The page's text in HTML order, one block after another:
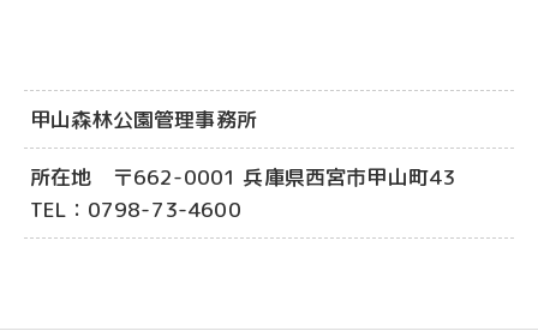
甲山森林公園管理事務所
所在地 〒662-0001 兵庫県西宮市甲山町43
TEL：0798-73-4600